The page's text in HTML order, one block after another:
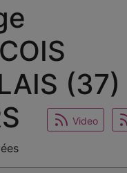
(37)
Video